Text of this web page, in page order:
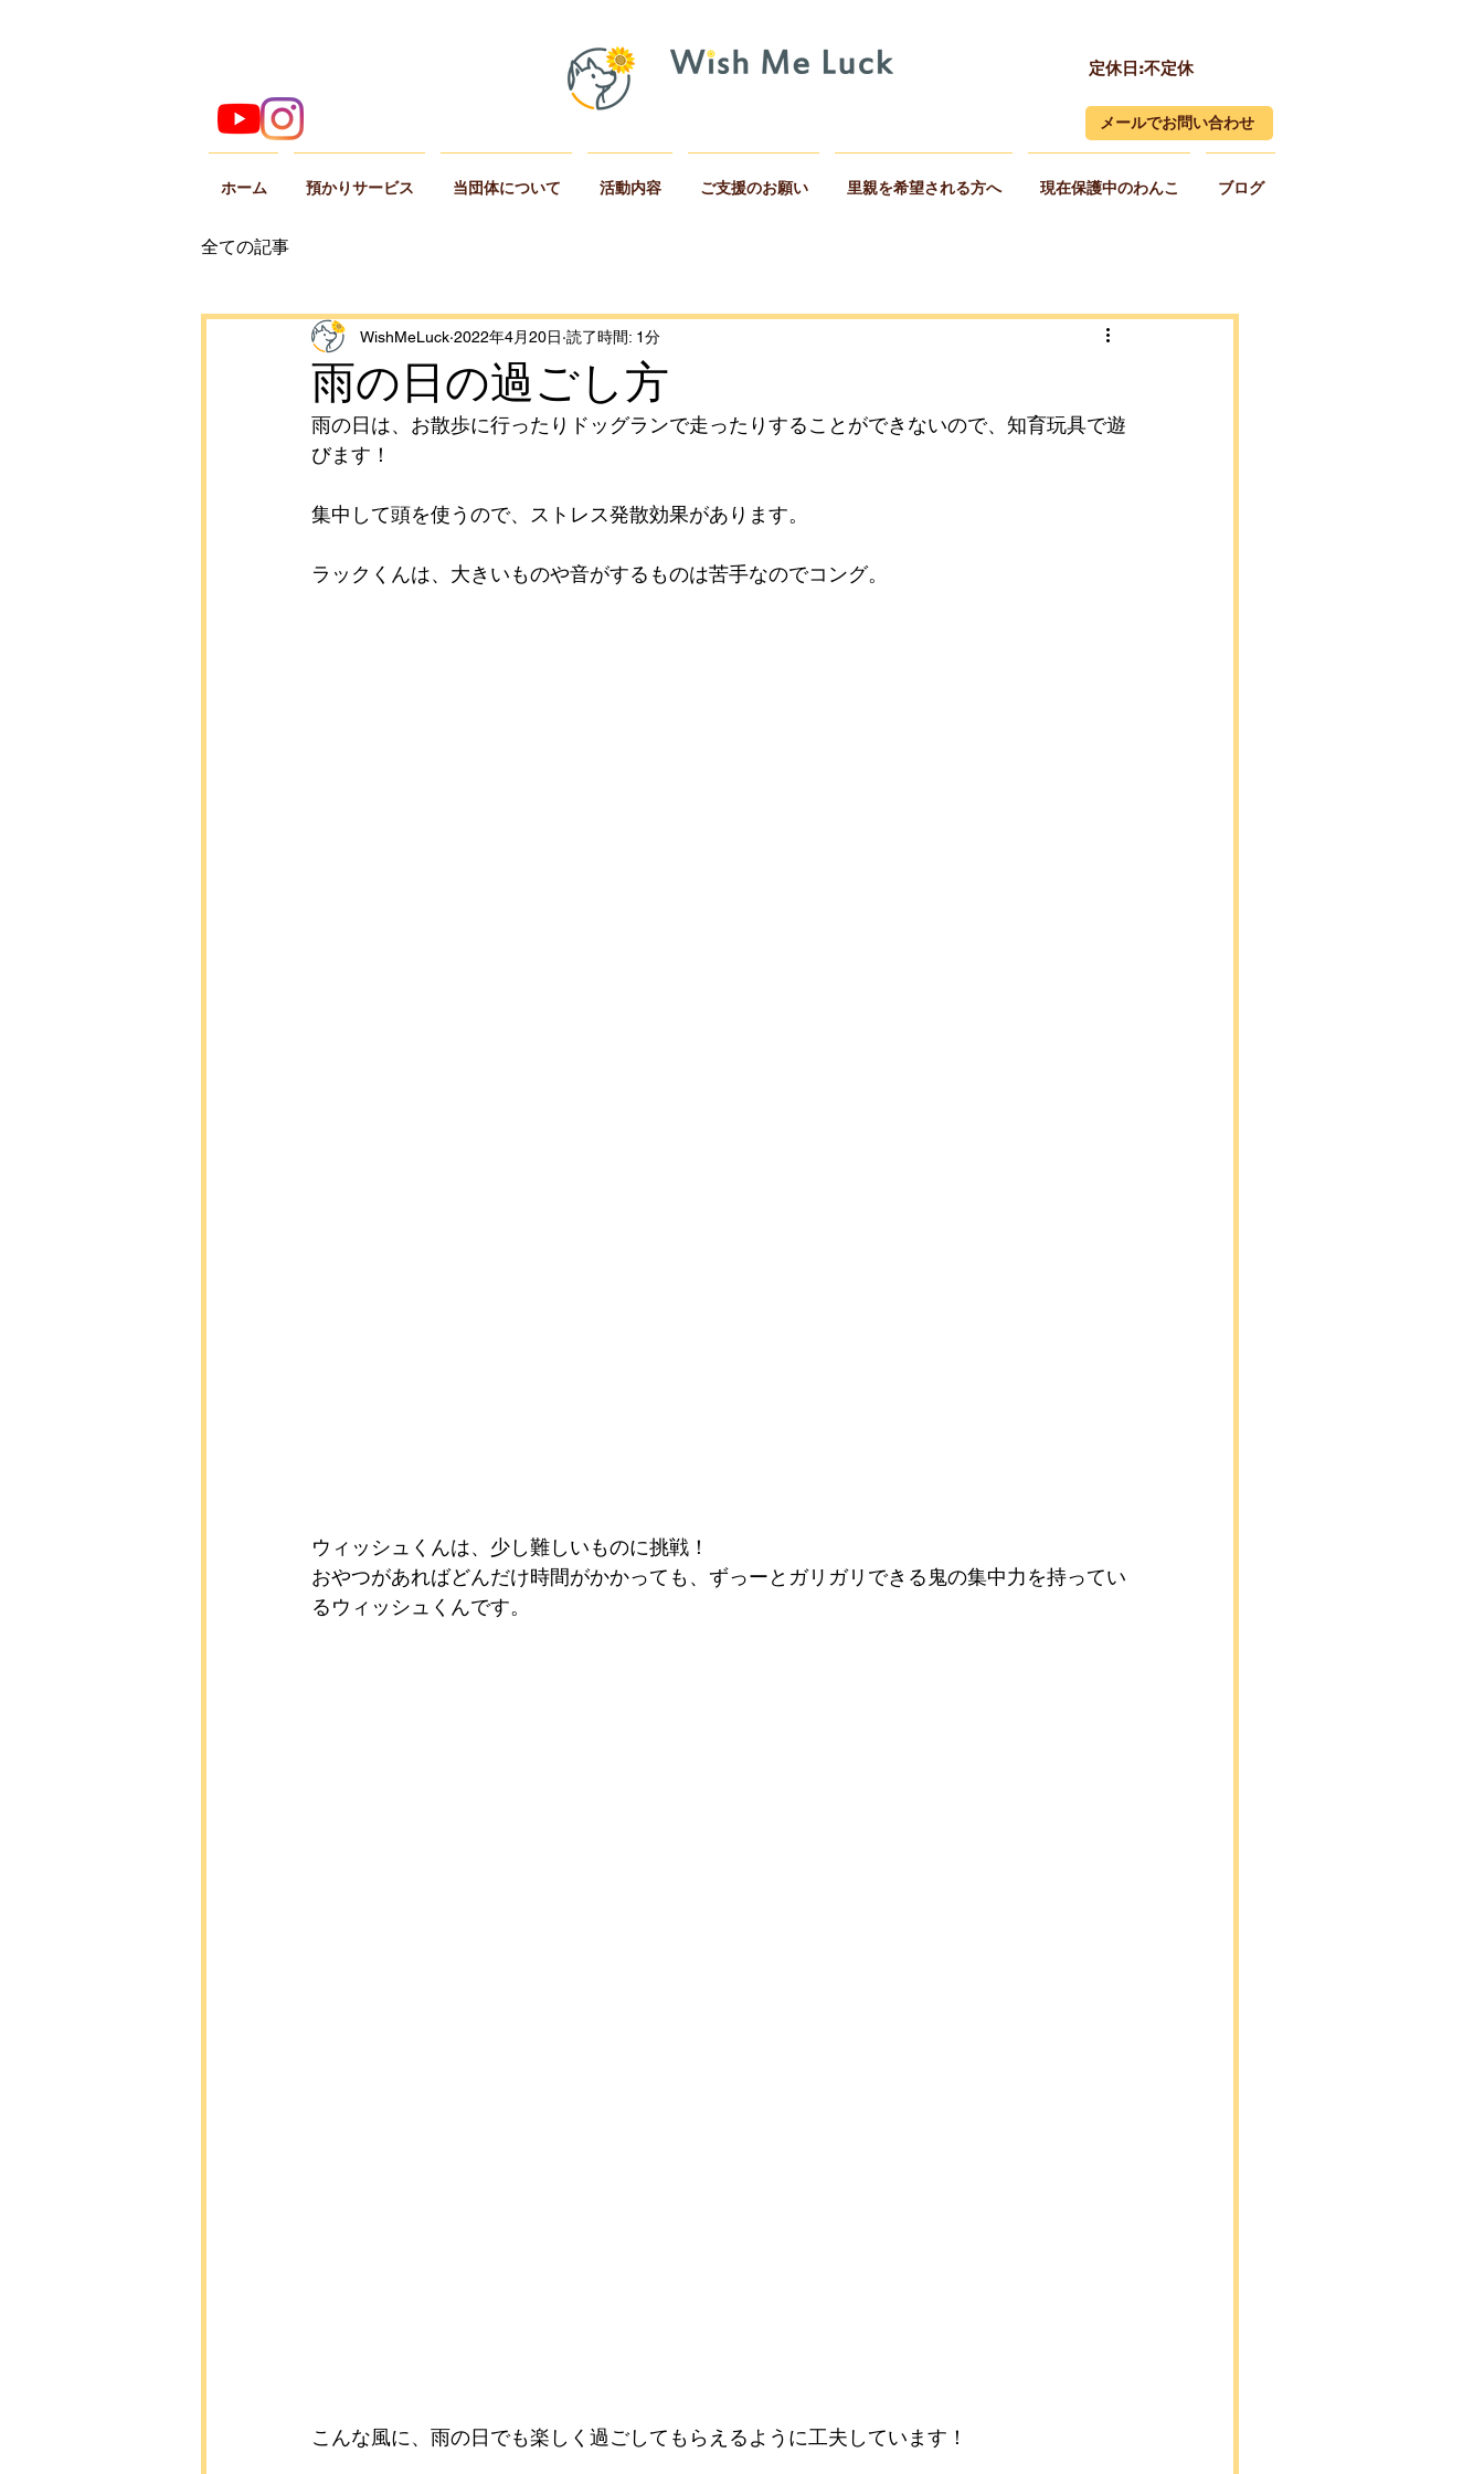
定休日:不定休
メールでお問い合わせ
ホーム 預かりサービス 当団体について 活動内容 ご支援のお願い 里親を希望される方へ 現在保護中のわんこ ブログ
全ての記事
雨の日の過ごし方
WishMeLuck 2022年4月20日 読了時間: 1分
雨の日は、お散歩に行ったりドッグランで走ったりすることができないので、知育玩具で遊
びます！
集中して頭を使うので、ストレス発散効果があります。
ラックくんは、大きいものや音がするものは苦手なのでコング。
ウィッシュくんは、少し難しいものに挑戦！
おやつがあればどんだけ時間がかかっても、ずっーとガリガリできる鬼の集中力を持ってい
るウィッシュくんです。
こんな風に、雨の日でも楽しく過ごしてもらえるように工夫しています！